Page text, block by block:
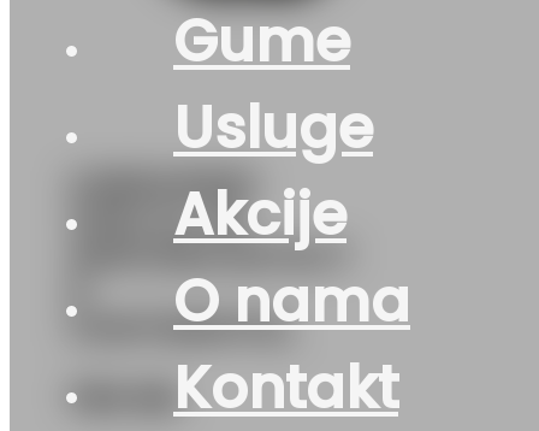
Gume
Usluge
Akcije
O nama
Kontakt
G285/45R20
112W XL FR
WINTERCONTACT
CONTINENTAL
760